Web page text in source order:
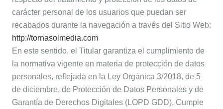
carácter personal de los usuarios que puedan ser
recabados durante la navegación a través del Sitio Web:
http://tornasolmedia.com
En este sentido, el Titular garantiza el cumplimiento de
la normativa vigente en materia de protección de datos
personales, reflejada en la Ley Orgánica 3/2018, de 5
de diciembre, de Protección de Datos Personales y de
Garantía de Derechos Digitales (LOPD GDD). Cumple